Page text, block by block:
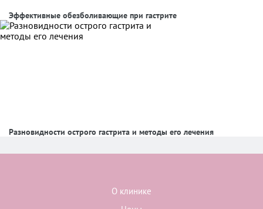
Эффективные обезболивающие при гастрите
Разновидности острого гастрита и методы его лечения
О клинике